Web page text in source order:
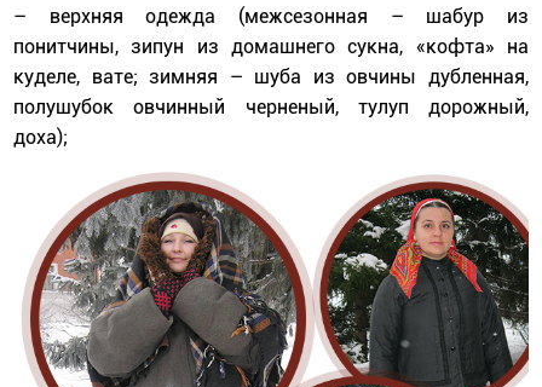
– верхняя одежда (межсезонная – шабур из
понитчины, зипун из домашнего сукна, «кофта» на
куделе, вате; зимняя – шуба из овчины дубленная,
полушубок овчинный черненый, тулуп дорожный,
доха);